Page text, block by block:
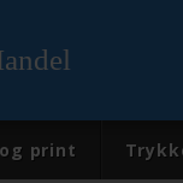
print